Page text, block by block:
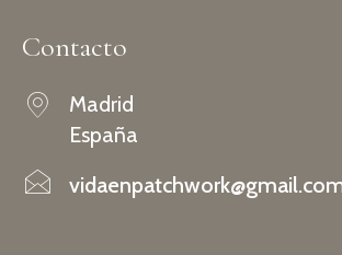
Contacto
Madrid
España